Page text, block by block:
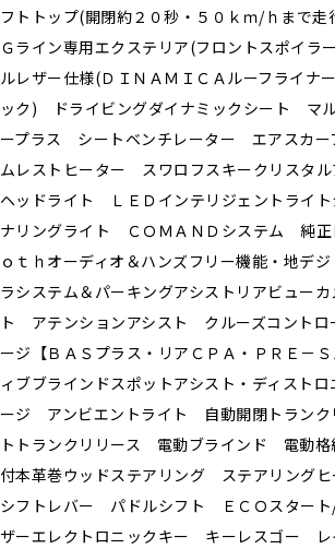
フトトップ(開閉約２０秒・５０ｋｍ/ｈま
Ｇライン専用エクステリア(フロントスポイ
ルレザー仕様(ＤＩＮＡＭＩＣＡルーフライ
ック) ドライビングダイナミックシート マ
ープラス シートベンチレーター エアスカ
ムレストヒーター スワロフスキークリスタ
ヘッドライト ＬＥＤインテリジェントライ
ナリングライト ＣＯＭＡＮＤシステム 純正
ｏｔｈオーディオ＆ハンズフリー機能・地
ラシステム＆パーキングアシストリアビュ
ト アテンションアシスト クルーズコント
ージ【ＢＡＳプラス・リアＣＰＡ・ＰＲＥ－
ィブブラインドスポットアシスト・ディスト
ージ アンビエントライト 自動開閉トラン
トトランクリリース 電動ブラインド 電動
付本革巻ウッドステアリング ステアリング
シフトレバー パドルシフト ＥＣＯスター
ザーエレクトロニックキー キーレスゴー